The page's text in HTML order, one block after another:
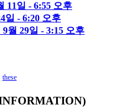
11일 - 6:55 오후
일 - 6:20 오후
9월 29일 - 3:15 오후
these